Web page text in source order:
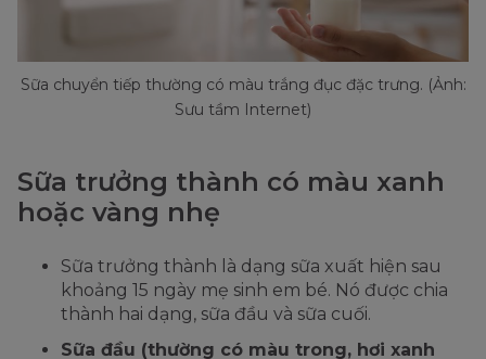
Sữa chuyển tiếp thường có màu trắng đục đặc trưng. (Ảnh:
Sưu tầm Internet)
Sữa trưởng thành có màu xanh
hoặc vàng nhẹ
Sữa trưởng thành là dạng sữa xuất hiện sau
khoảng 15 ngày mẹ sinh em bé. Nó được chia
thành hai dạng, sữa đầu và sữa cuối.
Sữa đầu (thường có màu trong, hơi xanh